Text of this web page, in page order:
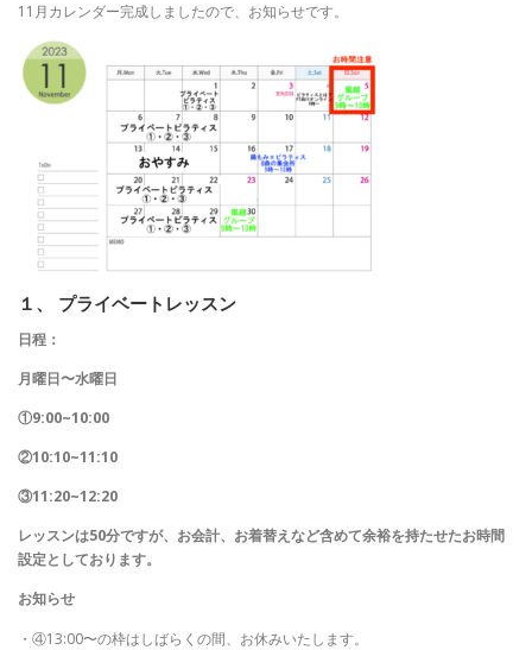
11月カレンダー完成しましたので、お知らせです。
１、 プライベートレッスン
日程：
月曜日〜水曜日
①9:00~10:00
②10:10~11:10
③11:20~12:20
レッスンは50分ですが、お会計、お着替えなど含めて余裕を持たせたお時間
設定としております。
お知らせ
・④13:00〜の枠はしばらくの間、お休みいたします。